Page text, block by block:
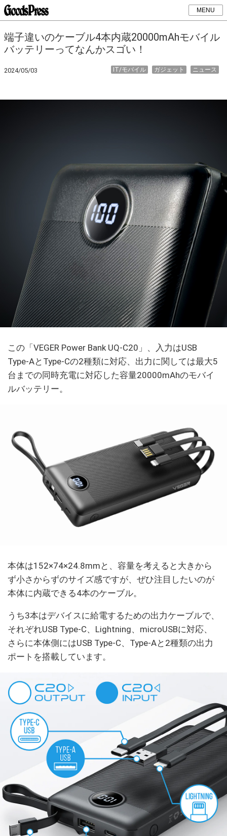
MENU
端子違いのケーブル4本内蔵20000mAhモバイル
バッテリーってなんかスゴい！
2024/05/03 ニュース
ガジェット
IT/モバイル
この「VEGER Power Bank UQ-C20」、入力はUSB
Type-AとType-Cの2種類に対応、出力に関しては最大5
台までの同時充電に対応した容量20000mAhのモバイ
ルバッテリー。
本体は152×74×24.8mmと、容量を考えると大きから
ず小さからずのサイズ感ですが、ぜひ注目したいのが
本体に内蔵できる4本のケーブル。
うち3本はデバイスに給電するための出力ケーブルで、
それぞれUSB Type-C、Lightning、microUSBに対応、
さらに本体側にはUSB Type-C、Type-Aと2種類の出力
ポートを搭載しています。